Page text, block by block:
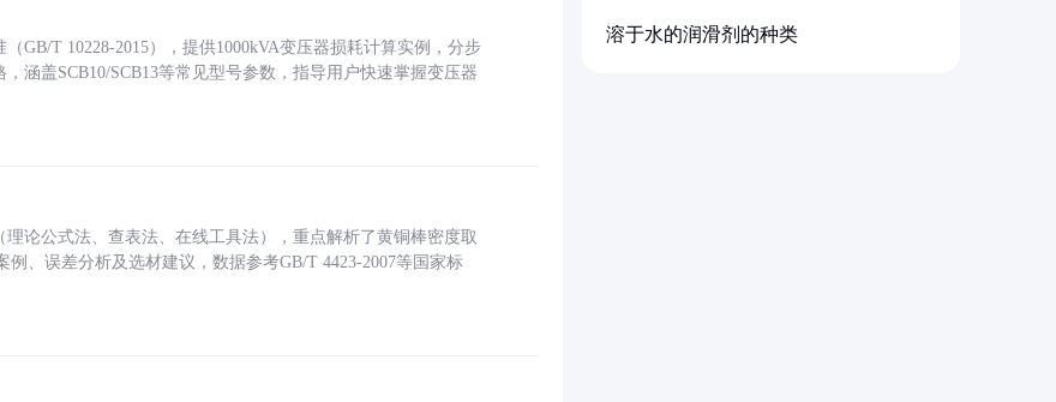
GB/T 10228-2015），提供1000kVA变压器损耗计算实例，分步
涵盖SCB10/SCB13等常见型号参数，指导用户快速掌握变压器
论公式法、查表法、在线工具法），重点解析了黄铜棒密度取
、误差分析及选材建议，数据参考GB/T 4423-2007等国家标
溶于水的润滑剂的种类